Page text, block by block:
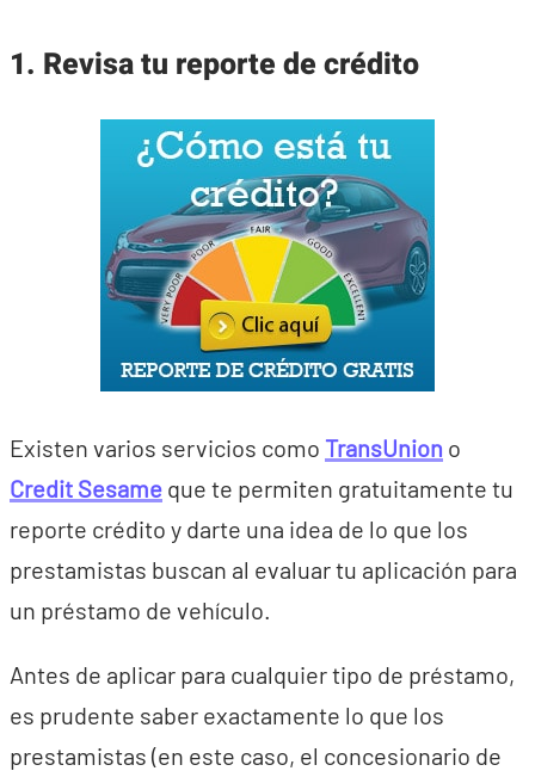
1. Revisa tu reporte de crédito
Existen varios servicios como TransUnion o
Credit Sesame que te permiten gratuitamente tu
reporte crédito y darte una idea de lo que los
prestamistas buscan al evaluar tu aplicación para
un préstamo de vehículo.
Antes de aplicar para cualquier tipo de préstamo,
es prudente saber exactamente lo que los
prestamistas (en este caso, el concesionario de